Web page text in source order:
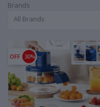
Brands
All Brands
OFF 30%